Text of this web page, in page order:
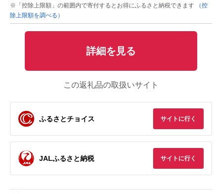
※「控除上限額」の範囲内で寄付するとお得にふるさと納税できます
（控
除上限額を調べる）
詳細を見る
この返礼品の取扱いサイト
ふるさとチョイス サイトに行く
JALふるさと納税 サイトに行く